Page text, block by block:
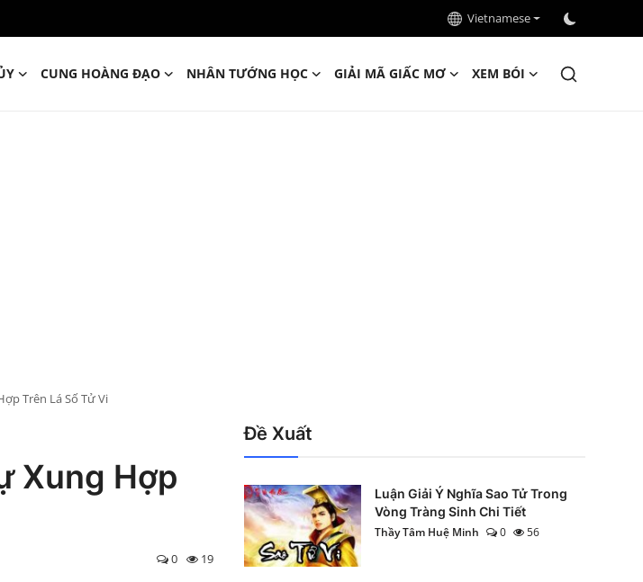
Vietnamese
CUNG HOÀNG ĐẠO NHÂN TƯỚNG HỌC GIẢI MÃ GIẤC MƠ XEM BÓI
Trên Lá Số Tử Vi
Xung Hợp
0 19
Đề Xuất
Luận Giải Ý Nghĩa Sao Tử Trong
Vòng Tràng Sinh Chi Tiết
Thầy Tâm Huệ Minh
0 56